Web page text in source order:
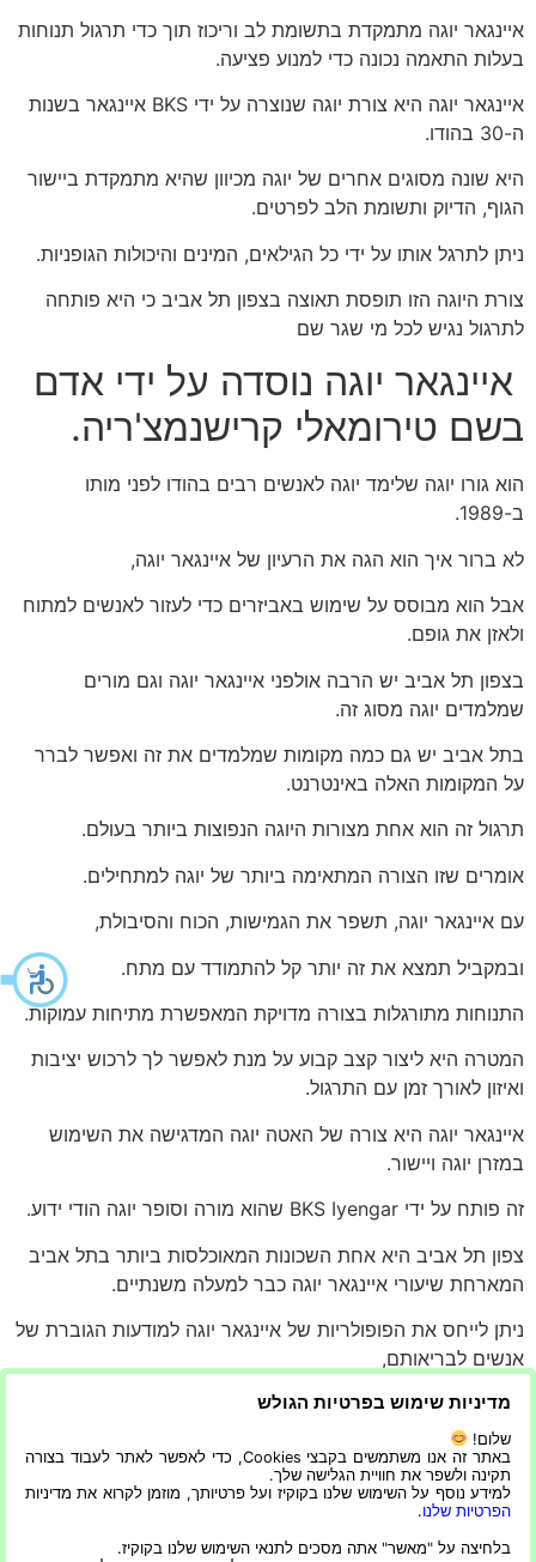
איינגאר יוגה מתמקדת בתשומת לב וריכוז תוך כדי תרגול תנוחות
בעלות התאמה נכונה כדי למנוע פציעה.
איינגאר יוגה היא צורת יוגה שנוצרה על ידי BKS איינגאר בשנות
ה-30 בהודו.
היא שונה מסוגים אחרים של יוגה מכיוון שהיא מתמקדת ביישור
הגוף, הדיוק ותשומת הלב לפרטים.
ניתן לתרגל אותו על ידי כל הגילאים, המינים והיכולות הגופניות.
צורת היוגה הזו תופסת תאוצה בצפון תל אביב כי היא פותחה
לתרגול נגיש לכל מי שגר שם
איינגאר יוגה נוסדה על ידי אדם
בשם טירומאלי קרישנמצ'ריה.
הוא גורו יוגה שלימד יוגה לאנשים רבים בהודו לפני מותו
ב-1989.
לא ברור איך הוא הגה את הרעיון של איינגאר יוגה,
אבל הוא מבוסס על שימוש באביזרים כדי לעזור לאנשים למתוח
ולאזן את גופם.
בצפון תל אביב יש הרבה אולפני איינגאר יוגה וגם מורים
שמלמדים יוגה מסוג זה.
בתל אביב יש גם כמה מקומות שמלמדים את זה ואפשר לברר
על המקומות האלה באינטרנט.
תרגול זה הוא אחת מצורות היוגה הנפוצות ביותר בעולם.
אומרים שזו הצורה המתאימה ביותר של יוגה למתחילים.
עם איינגאר יוגה, תשפר את הגמישות, הכוח והסיבולת,
ובמקביל תמצא את זה יותר קל להתמודד עם מתח.
התנוחות מתורגלות בצורה מדויקת המאפשרת מתיחות עמוקות.
המטרה היא ליצור קצב קבוע על מנת לאפשר לך לרכוש יציבות
ואיזון לאורך זמן עם התרגול.
איינגאר יוגה היא צורה של האטה יוגה המדגישה את השימוש
במזרן יוגה ויישור.
זה פותח על ידי BKS Iyengar שהוא מורה וסופר יוגה הודי ידוע.
צפון תל אביב היא אחת השכונות המאוכלסות ביותר בתל אביב
המארחת שיעורי איינגאר יוגה כבר למעלה משנתיים.
ניתן לייחס את הפופולריות של איינגאר יוגה למודעות הגוברת של
אנשים לבריאותם,
כמו גם לטירוף המדיה החברתית.
סרטונים ביוטיוב מראים אנשים עושים תנוחות שונות
ומציגים את כישורי היוגה שלהם עם מדריך שמנחה אותם להשיג
מדיניות שימוש בפרטיות הגולש
שלום!
באתר זה אנו משתמשים בקבצי Cookies, כדי לאפשר לאתר לעבוד בצורה
תקינה ולשפר את חוויית הגלישה שלך.
למידע נוסף על השימוש שלנו בקוקיז ועל פרטיותך, מוזמן לקרוא את מדיניות
הפרטיות שלנו.
בלחיצה על "מאשר" אתה מסכים לתנאי השימוש שלנו בקוקיז.